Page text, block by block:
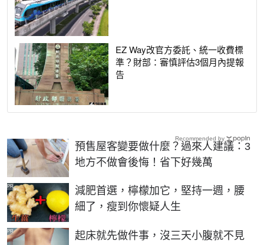
EZ Way改官方委託、統一收費標
準？財部：審慎評估3個月內提報
告
預售屋客變要做什麼？過來人建議：3
地方不做會後悔！省下好幾萬
減肥首選，檸檬加它，堅持一週，腰
細了，瘦到你懷疑人生
PR
起床就先做件事，沒三天小腹就不見
PR
Recommended by